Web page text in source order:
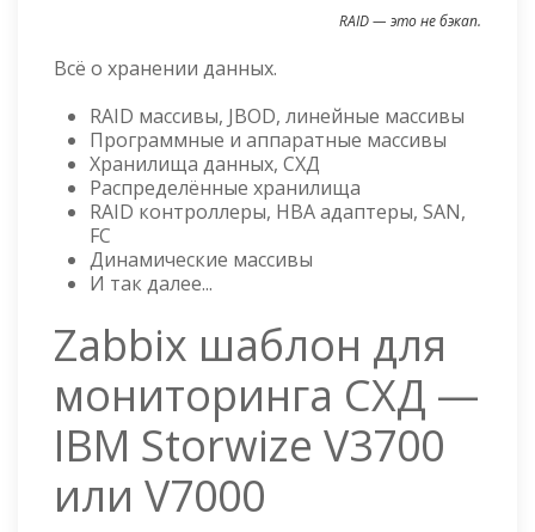
RAID — это не бэкап.
Всё о хранении данных.
RAID массивы, JBOD, линейные массивы
Программные и аппаратные массивы
Хранилища данных, СХД
Распределённые хранилища
RAID контроллеры, HBA адаптеры, SAN,
FC
Динамические массивы
И так далее...
Zabbix шаблон для
мониторинга СХД —
IBM Storwize V3700
или V7000